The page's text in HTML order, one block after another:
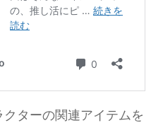
ターの関連アイテムを